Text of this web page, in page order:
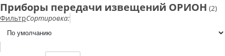
Приборы передачи извещений ОРИОН (2)
ФильтрСортировка: